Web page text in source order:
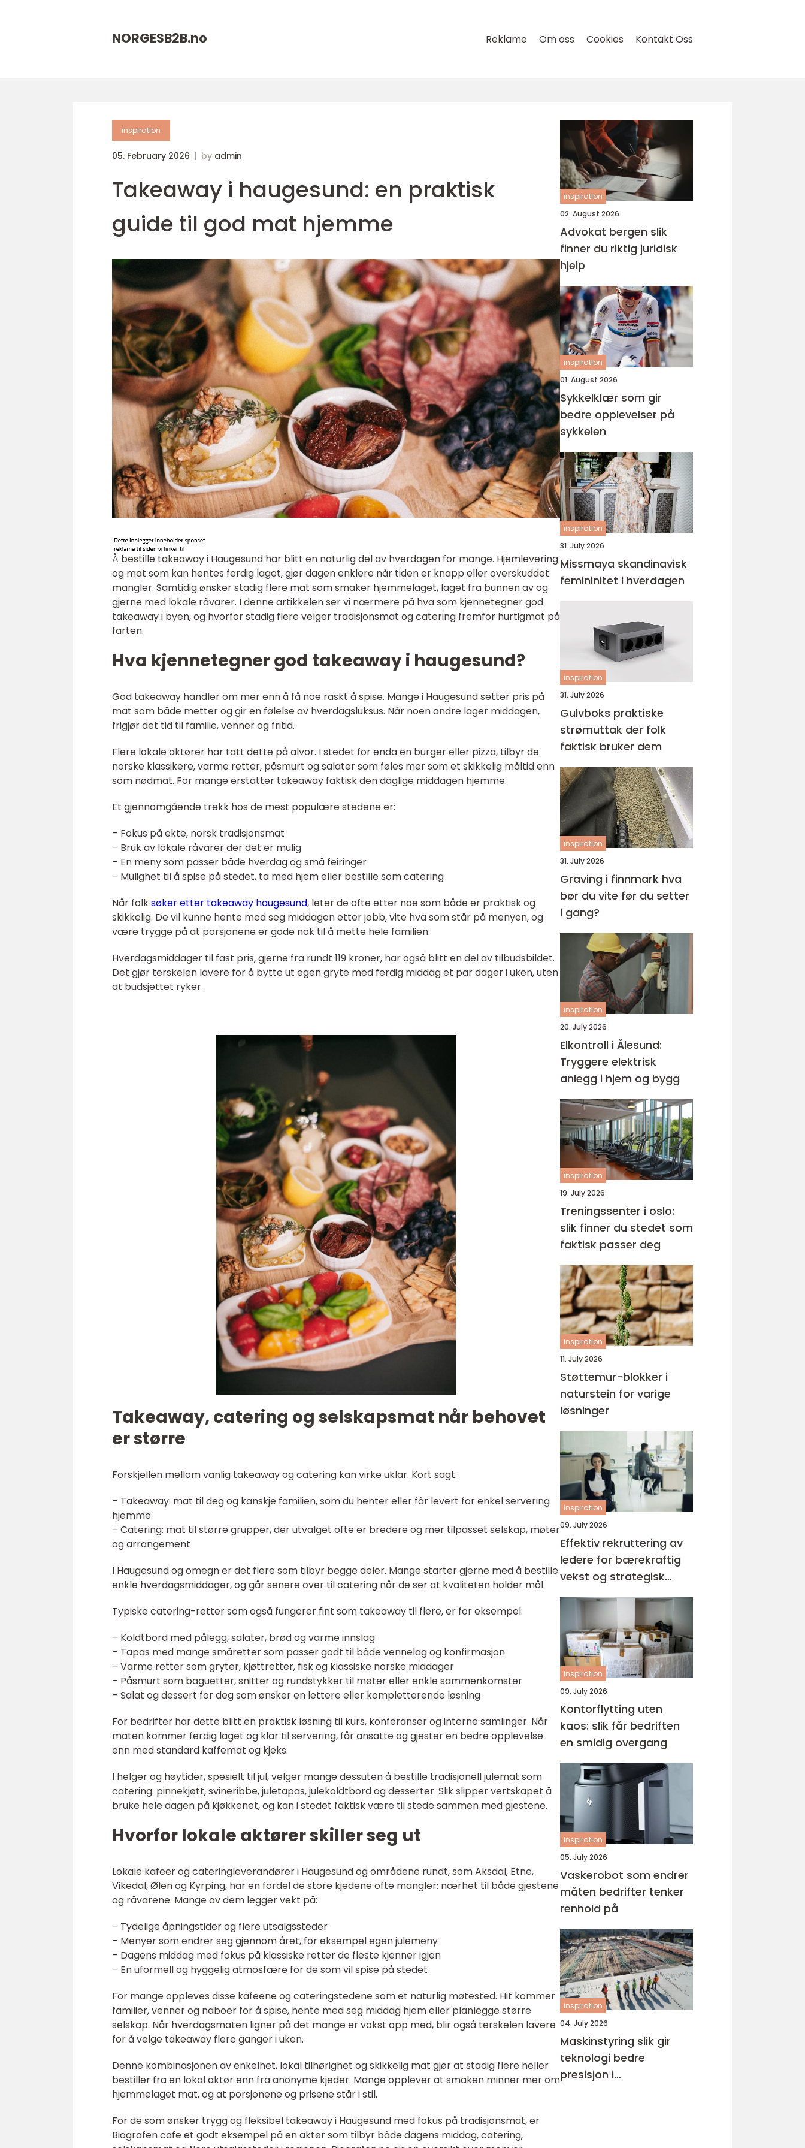
NORGESB2B.no Reklame Om oss Cookies Kontakt Oss
inspiration
05. February 2026 by admin
Takeaway i haugesund: en praktisk
guide til god mat hjemme
Å bestille takeaway i Haugesund har blitt en naturlig del av hverdagen for mange. Hjemlevering
og mat som kan hentes ferdig laget, gjør dagen enklere når tiden er knapp eller overskuddet
mangler. Samtidig ønsker stadig flere mat som smaker hjemmelaget, laget fra bunnen av og
gjerne med lokale råvarer. I denne artikkelen ser vi nærmere på hva som kjennetegner god
takeaway i byen, og hvorfor stadig flere velger tradisjonsmat og catering fremfor hurtigmat på
farten.
Hva kjennetegner god takeaway i haugesund?
God takeaway handler om mer enn å få noe raskt å spise. Mange i Haugesund setter pris på
mat som både metter og gir en følelse av hverdagsluksus. Når noen andre lager middagen,
frigjør det tid til familie, venner og fritid.
Flere lokale aktører har tatt dette på alvor. I stedet for enda en burger eller pizza, tilbyr de
norske klassikere, varme retter, påsmurt og salater som føles mer som et skikkelig måltid enn
som nødmat. For mange erstatter takeaway faktisk den daglige middagen hjemme.
Et gjennomgående trekk hos de mest populære stedene er:
– Fokus på ekte, norsk tradisjonsmat
– Bruk av lokale råvarer der det er mulig
– En meny som passer både hverdag og små feiringer
– Mulighet til å spise på stedet, ta med hjem eller bestille som catering
Når folksøker etter takeaway haugesund, leter de ofte etter noe som både er praktisk og
skikkelig. De vil kunne hente med seg middagen etter jobb, vite hva som står på menyen, og
være trygge på at porsjonene er gode nok til å mette hele familien.
Hverdagsmiddager til fast pris, gjerne fra rundt 119 kroner, har også blitt en del av tilbudsbildet.
Det gjør terskelen lavere for å bytte ut egen gryte med ferdig middag et par dager i uken, uten
at budsjettet ryker.
Takeaway, catering og selskapsmat når behovet
er større
Forskjellen mellom vanlig takeaway og catering kan virke uklar. Kort sagt:
– Takeaway: mat til deg og kanskje familien, som du henter eller får levert for enkel servering
hjemme
– Catering: mat til større grupper, der utvalget ofte er bredere og mer tilpasset selskap, møter
og arrangement
I Haugesund og omegn er det flere som tilbyr begge deler. Mange starter gjerne med å bestille
enkle hverdagsmiddager, og går senere over til catering når de ser at kvaliteten holder mål.
Typiske catering-retter som også fungerer fint som takeaway til flere, er for eksempel:
– Koldtbord med pålegg, salater, brød og varme innslag
– Tapas med mange småretter som passer godt til både vennelag og konfirmasjon
– Varme retter som gryter, kjøttretter, fisk og klassiske norske middager
– Påsmurt som baguetter, snitter og rundstykker til møter eller enkle sammenkomster
– Salat og dessert for deg som ønsker en lettere eller kompletterende løsning
For bedrifter har dette blitt en praktisk løsning til kurs, konferanser og interne samlinger. Når
maten kommer ferdig laget og klar til servering, får ansatte og gjester en bedre opplevelse
enn med standard kaffemat og kjeks.
I helger og høytider, spesielt til jul, velger mange dessuten å bestille tradisjonell julemat som
catering: pinnekjøtt, svineribbe, juletapas, julekoldtbord og desserter. Slik slipper vertskapet å
bruke hele dagen på kjøkkenet, og kan i stedet faktisk være til stede sammen med gjestene.
Hvorfor lokale aktører skiller seg ut
Lokale kafeer og cateringleverandører i Haugesund og områdene rundt, som Aksdal, Etne,
Vikedal, Ølen og Kyrping, har en fordel de store kjedene ofte mangler: nærhet til både gjestene
og råvarene. Mange av dem legger vekt på:
– Tydelige åpningstider og flere utsalgssteder
– Menyer som endrer seg gjennom året, for eksempel egen julemeny
– Dagens middag med fokus på klassiske retter de fleste kjenner igjen
– En uformell og hyggelig atmosfære for de som vil spise på stedet
For mange oppleves disse kafeene og cateringstedene som et naturlig møtested. Hit kommer
familier, venner og naboer for å spise, hente med seg middag hjem eller planlegge større
selskap. Når hverdagsmaten ligner på det mange er vokst opp med, blir også terskelen lavere
for å velge takeaway flere ganger i uken.
Denne kombinasjonen av enkelhet, lokal tilhørighet og skikkelig mat gjør at stadig flere heller
bestiller fra en lokal aktør enn fra anonyme kjeder. Mange opplever at smaken minner mer om
hjemmelaget mat, og at porsjonene og prisene står i stil.
For de som ønsker trygg og fleksibel takeaway i Haugesund med fokus på tradisjonsmat, er
Biografen cafe et godt eksempel på en aktør som tilbyr både dagens middag, catering,
inspiration
02. August 2026
Advokat bergen slik
finner du riktig juridisk
hjelp
inspiration
01. August 2026
Sykkelklær som gir
bedre opplevelser på
sykkelen
inspiration
31. July 2026
Missmaya skandinavisk
femininitet i hverdagen
inspiration
31. July 2026
Gulvboks praktiske
strømuttak der folk
faktisk bruker dem
inspiration
31. July 2026
Graving i finnmark hva
bør du vite før du setter
i gang?
inspiration
20. July 2026
Elkontroll i Ålesund:
Tryggere elektrisk
anlegg i hjem og bygg
inspiration
19. July 2026
Treningssenter i oslo:
slik finner du stedet som
faktisk passer deg
inspiration
11. July 2026
Støttemur-blokker i
naturstein for varige
løsninger
inspiration
09. July 2026
Effektiv rekruttering av
ledere for bærekraftig
vekst og strategisk
suksess
inspiration
09. July 2026
Kontorflytting uten
kaos: slik får bedriften
en smidig overgang
inspiration
05. July 2026
Vaskerobot som endrer
måten bedrifter tenker
renhold på
inspiration
04. July 2026
Maskinstyring slik gir
teknologi bedre
presisjon i